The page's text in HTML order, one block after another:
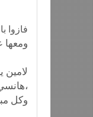
فازوا
ومعها
لامين
هانسي فليك أعاد المتعة للهجوم،
وكل